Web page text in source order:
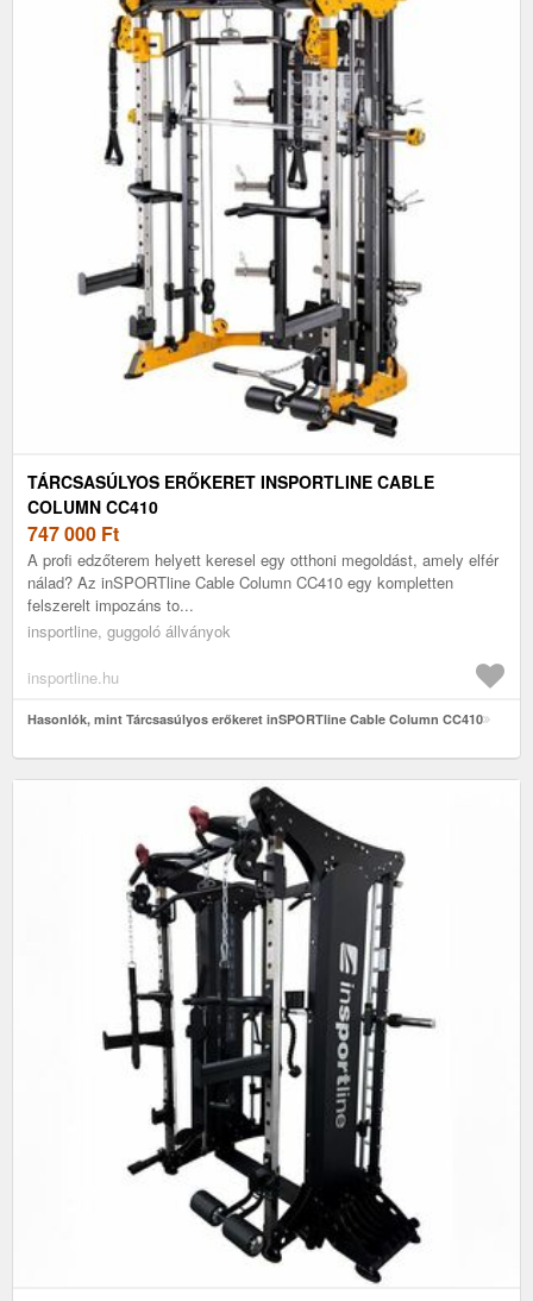
TÁRCSASÚLYOS ERŐKERET INSPORTLINE CABLE
COLUMN CC410
747 000 Ft
A profi edzőterem helyett keresel egy otthoni megoldást, amely elfér
nálad? Az inSPORTline Cable Column CC410 egy kompletten
felszerelt impozáns to...
insportline, guggoló állványok
insportline.hu
Hasonlók, mint Tárcsasúlyos erőkeret inSPORTline Cable Column CC410